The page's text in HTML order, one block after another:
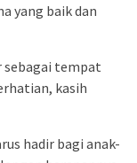
yang baik dan
sebagai tempat
kasih
hadir bagi anak-